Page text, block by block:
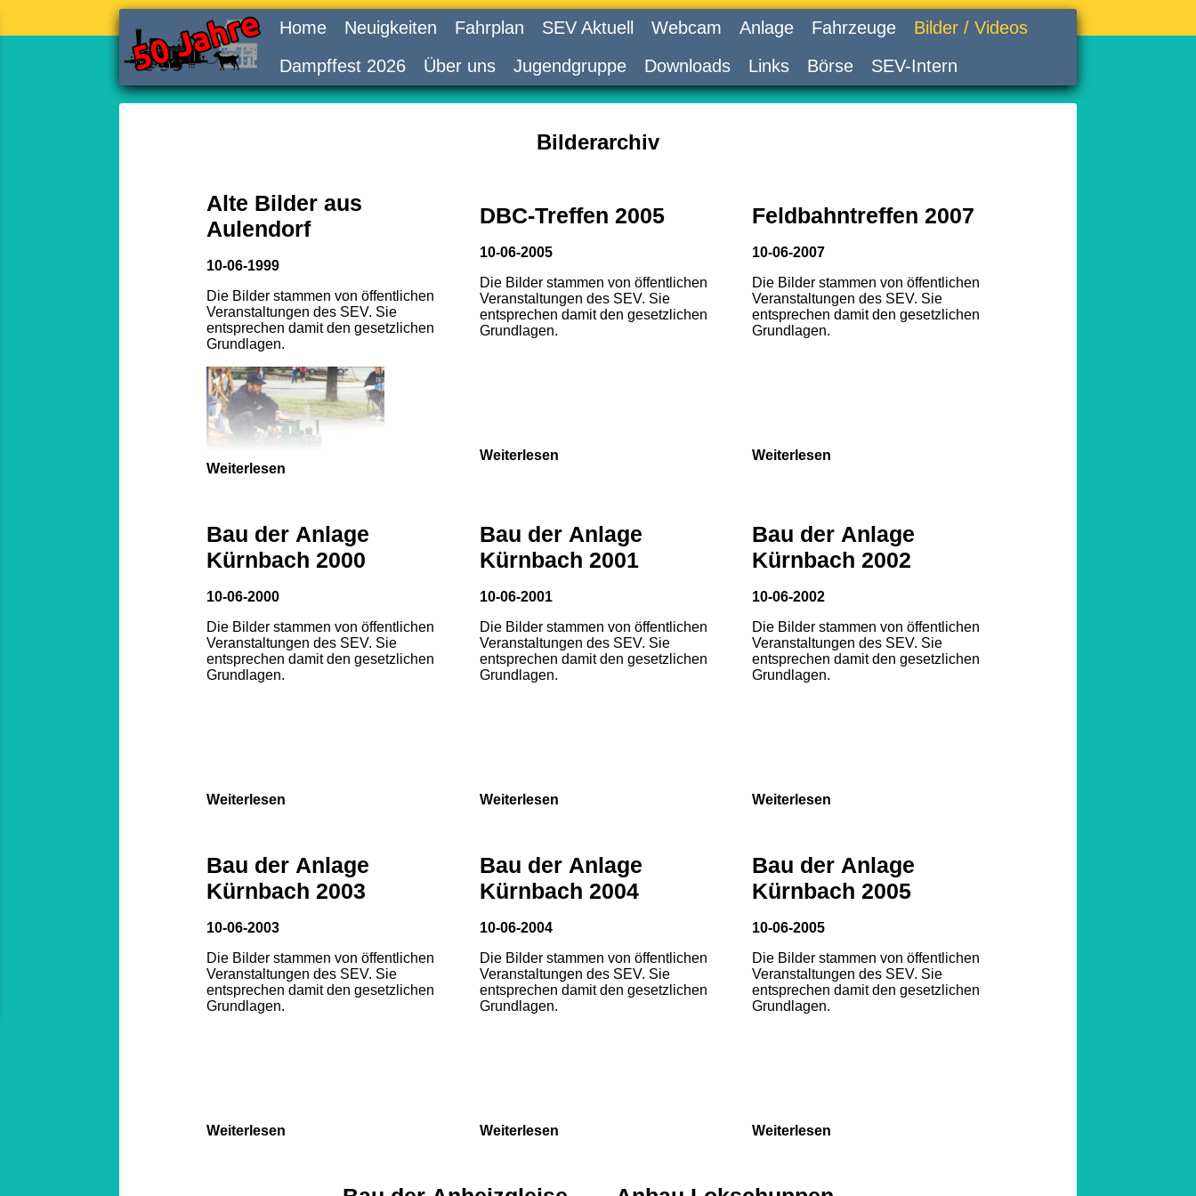
Home Neuigkeiten Fahrplan SEV Aktuell Webcam Anlage Fahrzeuge
Bilder / Videos
Dampffest 2026
Über uns Jugendgruppe Downloads Links Börse SEV-Intern
Bilderarchiv
Alte Bilder aus
Aulendorf
10-06-1999
Die Bilder stammen von öffentlichen
Veranstaltungen des SEV. Sie
entsprechen damit den gesetzlichen
Grundlagen.
Weiterlesen
DBC-Treffen 2005
10-06-2005
Die Bilder stammen von öffentlichen
Veranstaltungen des SEV. Sie
entsprechen damit den gesetzlichen
Grundlagen.
Weiterlesen
Feldbahntreffen 2007
10-06-2007
Die Bilder stammen von öffentlichen
Veranstaltungen des SEV. Sie
entsprechen damit den gesetzlichen
Grundlagen.
4 5
6
8
Weiterlesen
Bau der Anlage
Kürnbach 2000
10-06-2000
Die Bilder stammen von öffentlichen
Veranstaltungen des SEV. Sie
entsprechen damit den gesetzlichen
Grundlagen.
Weiterlesen
Bau der Anlage
Kürnbach 2001
10-06-2001
Die Bilder stammen von öffentlichen
Veranstaltungen des SEV. Sie
entsprechen damit den gesetzlichen
Grundlagen.
Weiterlesen
Bau der Anlage
Kürnbach 2002
10-06-2002
Die Bilder stammen von öffentlichen
Veranstaltungen des SEV. Sie
entsprechen damit den gesetzlichen
Grundlagen.
Weiterlesen
Bau der Anlage
Kürnbach 2003
10-06-2003
Die Bilder stammen von öffentlichen
Veranstaltungen des SEV. Sie
entsprechen damit den gesetzlichen
Grundlagen.
Weiterlesen
Bau der Anlage
Kürnbach 2004
10-06-2004
Die Bilder stammen von öffentlichen
Veranstaltungen des SEV. Sie
entsprechen damit den gesetzlichen
Grundlagen.
Weiterlesen
Bau der Anlage
Kürnbach 2005
10-06-2005
Die Bilder stammen von öffentlichen
Veranstaltungen des SEV. Sie
entsprechen damit den gesetzlichen
Grundlagen.
Weiterlesen